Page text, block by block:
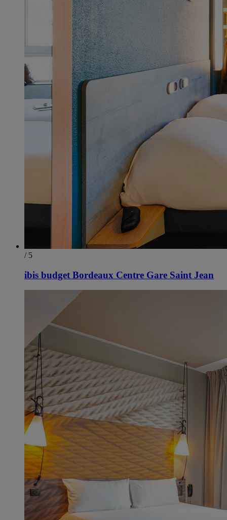
/ 5
ibis budget Bordeaux Centre Gare Saint Jean